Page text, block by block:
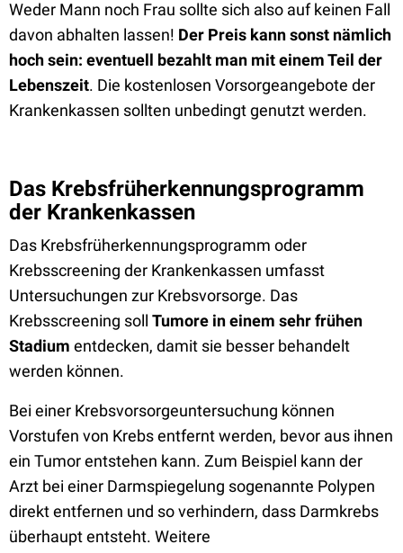
Weder Mann noch Frau sollte sich also auf keinen Fall
davon abhalten lassen! Der Preis kann sonst nämlich
hoch sein: eventuell bezahlt man mit einem Teil der
Lebenszeit. Die kostenlosen Vorsorgeangebote der
Krankenkassen sollten unbedingt genutzt werden.
Das Krebsfrüherkennungsprogramm
der Krankenkassen
Das Krebsfrüherkennungsprogramm oder
Krebsscreening der Krankenkassen umfasst
Untersuchungen zur Krebsvorsorge. Das
Krebsscreening soll Tumore in einem sehr frühen
Stadium entdecken, damit sie besser behandelt
werden können.
Bei einer Krebsvorsorgeuntersuchung können
Vorstufen von Krebs entfernt werden, bevor aus ihnen
ein Tumor entstehen kann. Zum Beispiel kann der
Arzt bei einer Darmspiegelung sogenannte Polypen
direkt entfernen und so verhindern, dass Darmkrebs
überhaupt entsteht. Weitere